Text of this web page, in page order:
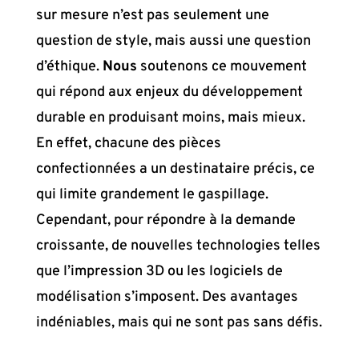
sur mesure n’est pas seulement une
question de style, mais aussi une question
d’éthique. Nous soutenons ce mouvement
qui répond aux enjeux du développement
durable en produisant moins, mais mieux.
En effet, chacune des pièces
confectionnées a un destinataire précis, ce
qui limite grandement le gaspillage.
Cependant, pour répondre à la demande
croissante, de nouvelles technologies telles
que l’impression 3D ou les logiciels de
modélisation s’imposent. Des avantages
indéniables, mais qui ne sont pas sans défis.